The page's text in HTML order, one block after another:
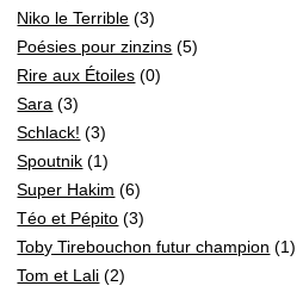
Niko le Terrible (3)
Poésies pour zinzins (5)
Rire aux Étoiles (0)
Sara (3)
Schlack! (3)
Spoutnik (1)
Super Hakim (6)
Téo et Pépito (3)
Toby Tirebouchon futur champion (1)
Tom et Lali (2)